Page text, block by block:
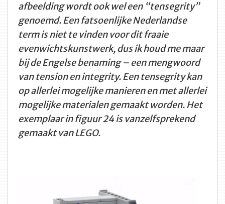
afbeelding wordt ook wel een “tensegrity”
genoemd. Een fatsoenlijke Nederlandse
term is niet te vinden voor dit fraaie
evenwichtskunstwerk, dus ik houd me maar
bij de Engelse benaming – een mengwoord
van tension en integrity. Een tensegrity kan
op allerlei mogelijke manieren en met allerlei
mogelijke materialen gemaakt worden. Het
exemplaar in figuur 24 is vanzelfsprekend
gemaakt van LEGO.